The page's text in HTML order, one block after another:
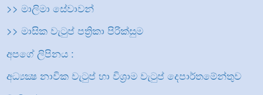
>> මාලිමා සේවාවන්
>> මාසික වැටුප් පත්‍රිකා පිරික්සුම
අපගේ ලිපිනය :
අධ්‍යක්‍ෂ නාවික වැටුප් හා විශ්‍රාම වැටුප් දෙපාර්තමේන්තුව